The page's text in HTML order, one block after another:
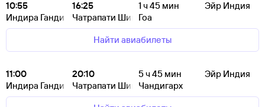
10:55
Индира Ганди
16:25
Чатрапати Шиваджи
1ч 45 мин
Гоа
Эйр Индия
Найти авиабилеты
11:00
Индира Ганди
20:10
Чатрапати Шиваджи
5ч 45 мин
Чандигарх
Эйр Индия